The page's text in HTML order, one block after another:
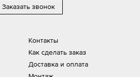
Контакты
Как сделать заказ
Доставка и оплата
Заказать звонок